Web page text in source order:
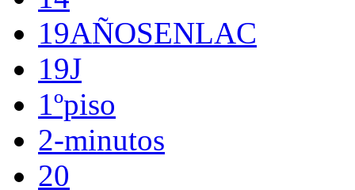
19AÑOSENLAC
19J
1ºpiso
2-minutos
20